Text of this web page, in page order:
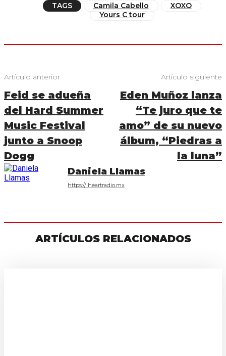
TAGS Camila Cabello
XOXO
Yours C tour
Artículo anterior
Feid se adueña
del Hard Summer
Music Festival
junto a Snoop
Dogg
Artículo siguiente
Eden Muñoz lanza
“Te juro que te
amo” de su nuevo
álbum, “Piedras a
la luna”
Daniela Llamas
https://iheartradio.mx
ARTÍCULOS RELACIONADOS